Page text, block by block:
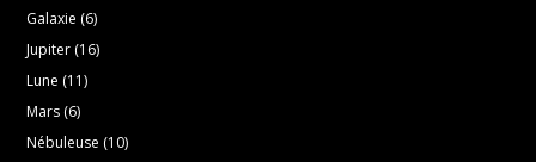
Galaxie (6)
Jupiter (16)
Lune (11)
Mars (6)
Nébuleuse (10)